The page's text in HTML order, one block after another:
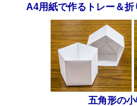
A4用紙で作るトレー＆折
五角形の